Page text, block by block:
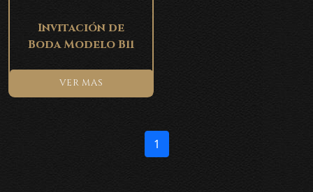
Invitación de
Boda Modelo B11
VER MAS
1